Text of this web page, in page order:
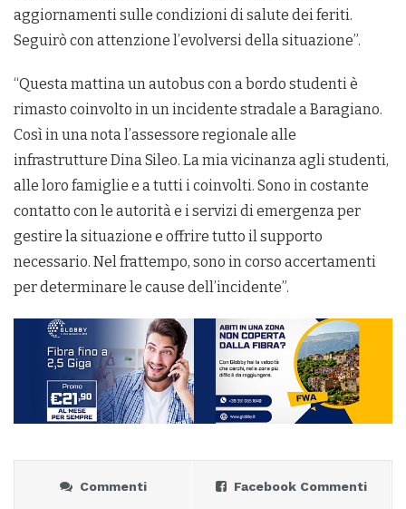
aggiornamenti sulle condizioni di salute dei feriti.
Seguirò con attenzione l’evolversi della situazione”.
“Questa mattina un autobus con a bordo studenti è
rimasto coinvolto in un incidente stradale a Baragiano.
Così in una nota l’assessore regionale alle
infrastrutture Dina Sileo. La mia vicinanza agli studenti,
alle loro famiglie e a tutti i coinvolti. Sono in costante
contatto con le autorità e i servizi di emergenza per
gestire la situazione e offrire tutto il supporto
necessario. Nel frattempo, sono in corso accertamenti
per determinare le cause dell’incidente”.
Commenti Facebook Commenti